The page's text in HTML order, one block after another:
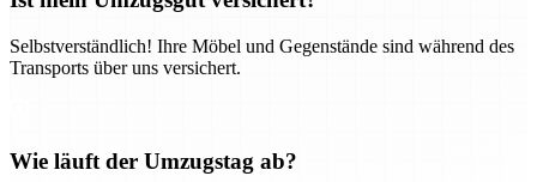
Selbstverständlich! Ihre Möbel und Gegenstände sind während des
Transports über uns versichert.
Wie läuft der Umzugstag ab?